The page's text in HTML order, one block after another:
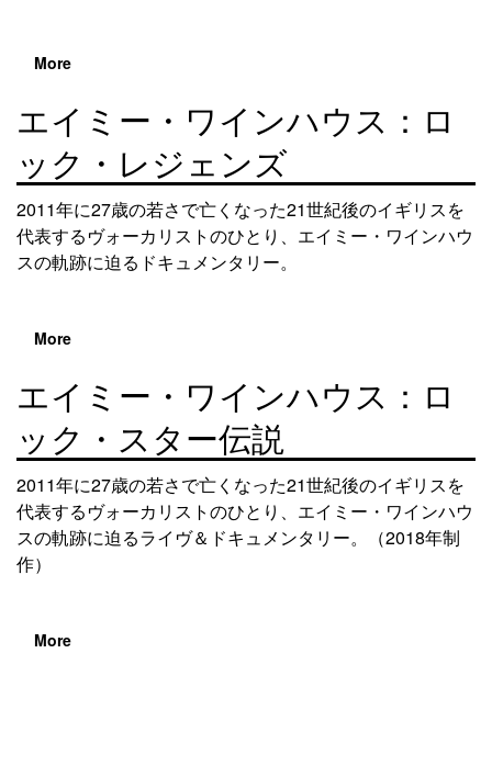
More
エイミー・ワインハウス：ロ
ック・レジェンズ
2011年に27歳の若さで亡くなった21世紀後のイギリスを
代表するヴォーカリストのひとり、エイミー・ワインハウ
スの軌跡に迫るドキュメンタリー。
More
エイミー・ワインハウス：ロ
ック・スター伝説
2011年に27歳の若さで亡くなった21世紀後のイギリスを
代表するヴォーカリストのひとり、エイミー・ワインハウ
スの軌跡に迫るライヴ＆ドキュメンタリー。（2018年制
作）
More